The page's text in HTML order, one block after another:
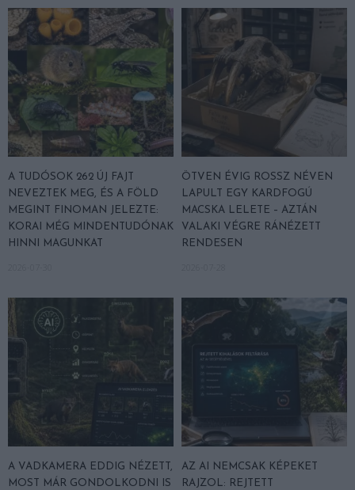
A TUDÓSOK 262 ÚJ FAJT
NEVEZTEK MEG, ÉS A FÖLD
MEGINT FINOMAN JELEZTE:
KORAI MÉG MINDENTUDÓNAK
HINNI MAGUNKAT
ÖTVEN ÉVIG ROSSZ NÉVEN
LAPULT EGY KARDFOGÚ
MACSKA LELETE – AZTÁN
VALAKI VÉGRE RÁNÉZETT
RENDESEN
A VADKAMERA EDDIG NÉZETT,
MOST MÁR GONDOLKODNI IS
AZ AI NEMCSAK KÉPEKET
RAJZOL: REJTETT